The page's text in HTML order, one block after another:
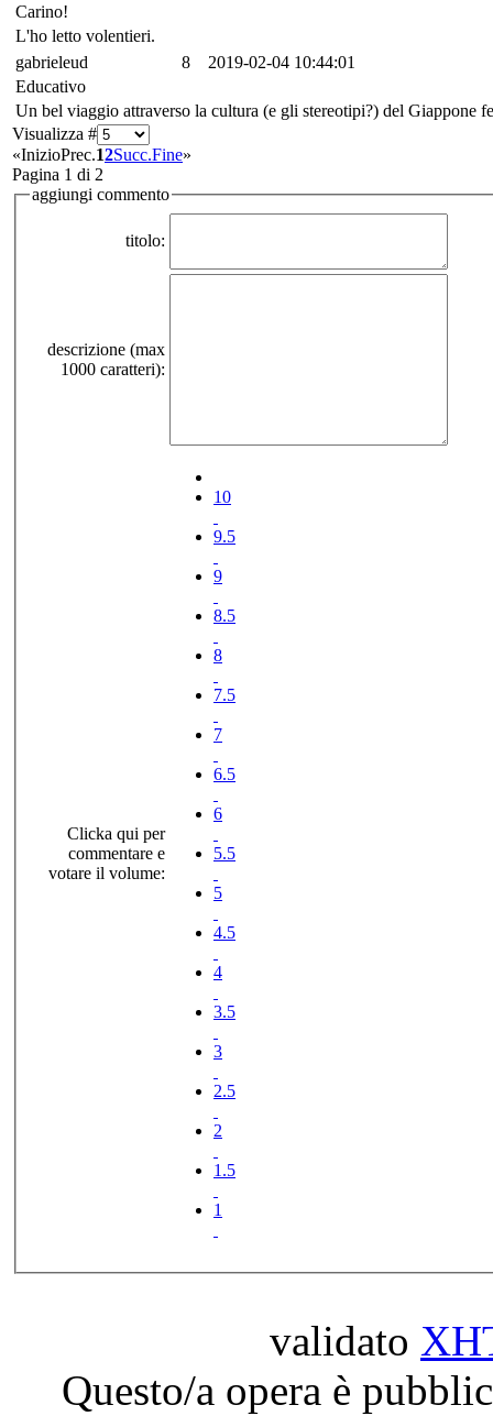
Carino!
L'ho letto volentieri.
gabrieleud
8
2019-02-04 10:44:01
Educativo
Un bel viaggio attraverso la cultura (e gli stereotipi?) del Giappone
Visualizza #
«InizioPrec.12Succ.Fine»
Pagina 1 di 2
aggiungi commento
titolo:
descrizione (max
1000 caratteri):
Clicka qui per
commentare e
votare il volume:
10
9.5
9
8.5
8
7.5
7
6.5
6
5.5
5
4.5
4
3.5
3
2.5
2
1.5
1
validato
Questo/a opera è